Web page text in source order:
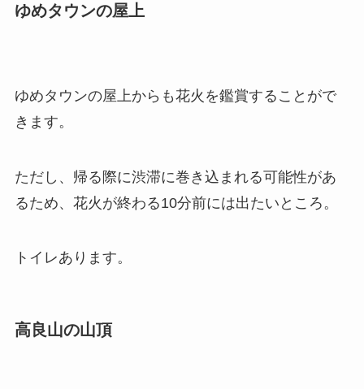
ゆめタウンの屋上
ゆめタウンの屋上からも花火を鑑賞することがで
きます。
ただし、帰る際に渋滞に巻き込まれる可能性があ
るため、花火が終わる10分前には出たいところ。
トイレあります。
高良山の山頂